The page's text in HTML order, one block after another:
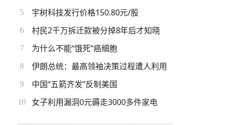
5 宇树科技发行价格150.80元/股
6 村民2千万拆迁款被分掉8年后才知晓
7 为什么不能“饿死”癌细胞
8 伊朗总统：最高领袖决策过程遭人利用
9 中国“五箭齐发”反制美国
10 女子利用漏洞0元薅走3000多件家电